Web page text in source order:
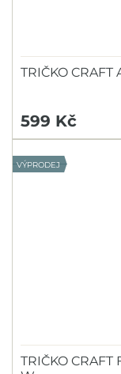
TRIČKO CRAFT
599 Kč
VÝPRODEJ
TRIČKO CRAFT